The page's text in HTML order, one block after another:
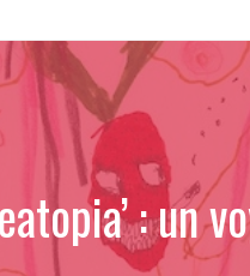
: un